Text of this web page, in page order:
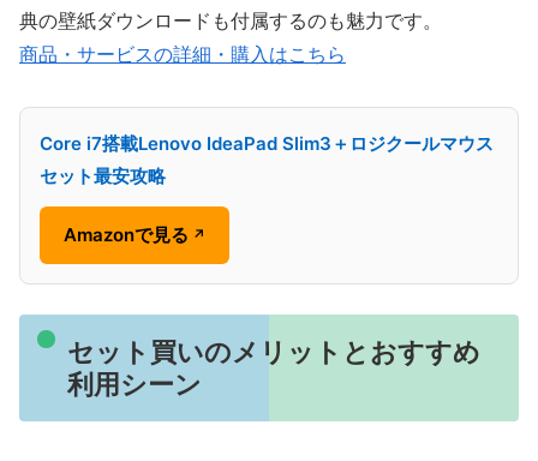
典の壁紙ダウンロードも付属するのも魅力です。
商品・サービスの詳細・購入はこちら
Core i7搭載Lenovo IdeaPad Slim3＋ロジクールマウス
セット最安攻略
Amazonで見る ↗
セット買いのメリットとおすすめ
利用シーン